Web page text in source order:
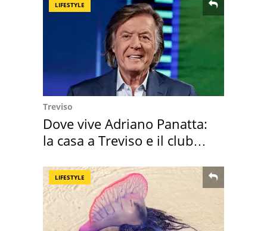
LIFESTYLE
Treviso
Dove vive Adriano Panatta:
la casa a Treviso e il club
LIFESTYLE